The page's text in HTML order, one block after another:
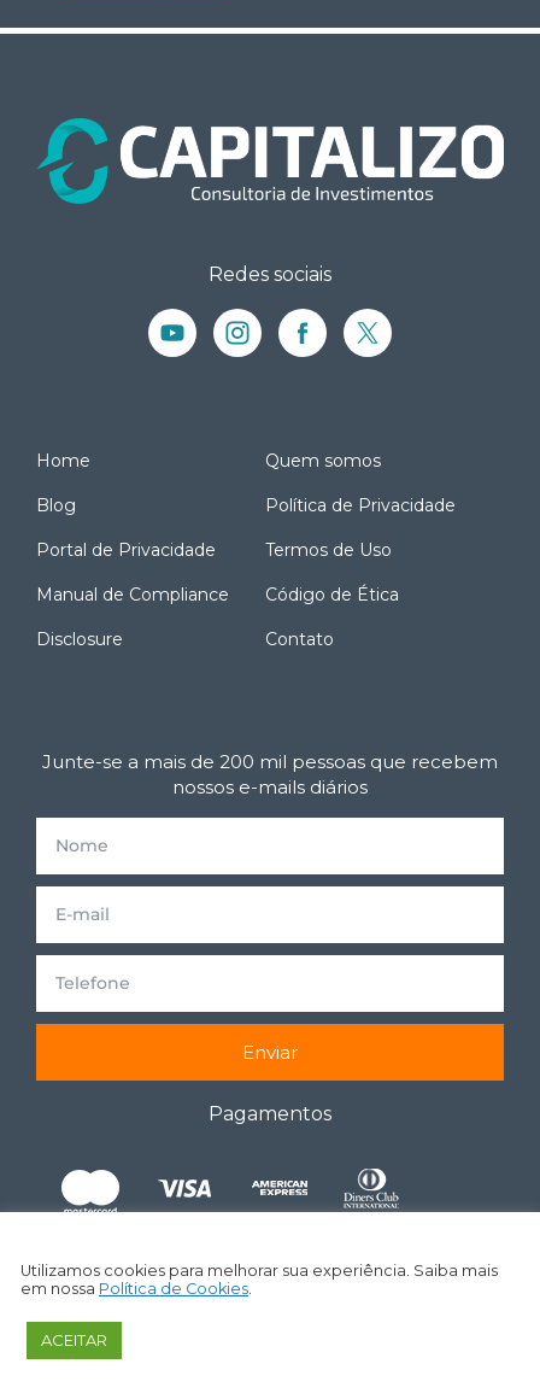
Redes sociais
Home Quem somos
Blog Política de Privacidade
Portal de Privacidade Termos de Uso
Manual de Compliance Código de Ética
Disclosure Contato
Junte-se a mais de 200 mil pessoas que recebem
nossos e-mails diários
Enviar
Pagamentos
Utilizamos cookies para melhorar sua experiência. Saiba mais
em nossa Política de Cookies
ACEITAR